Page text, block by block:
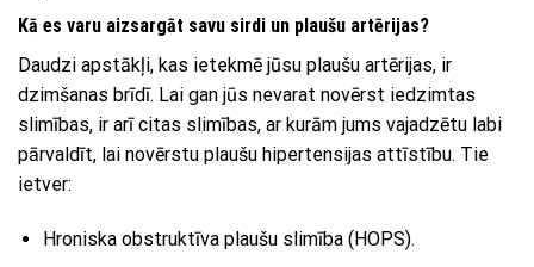
Kā es varu aizsargāt savu sirdi un plaušu artērijas?
Daudzi apstākļi, kas ietekmē jūsu plaušu artērijas, ir
dzimšanas brīdī. Lai gan jūs nevarat novērst iedzimtas
slimības, ir arī citas slimības, ar kurām jums vajadzētu labi
pārvaldīt, lai novērstu plaušu hipertensijas attīstību. Tie
ietver:
Hroniska obstruktīva plaušu slimība (HOPS).